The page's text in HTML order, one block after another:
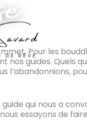
Pour les
guides. Quels
l’abandonnions,
qui nous a
essayons de